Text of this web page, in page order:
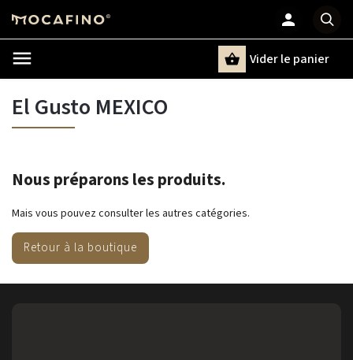
Chercher
Vider le panier
El Gusto MEXICO
Nous préparons les produits.
Mais vous pouvez consulter les autres catégories.
Retour à la boutique